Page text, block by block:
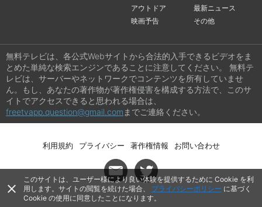
アウトドア
最新ニュース
映画予告
その他
無料テレビは、各公式Webサイトから合法的入手できるビデオをま
とめた単純な検索エンジンであることに注意してください。 無料テ
レビは、サーバーやネットワークでコンテンツを所有していませ
ん。もし、あなたの著作物が著作権侵害を構成する方法で、このサ
イトでアクセスできると思われる場合は、
freetvapp.question@gmail.com までご連絡ください。
利用規約 プライバシー 著作権情報 お問い合わせ
close
このサイトは、ユーザー様により良い体験を提供するために Cookie を利
用します。サイトの閲覧を続けた場合、
プライバシーポリシー に基づく
Cookie の使用に同意したことになります。